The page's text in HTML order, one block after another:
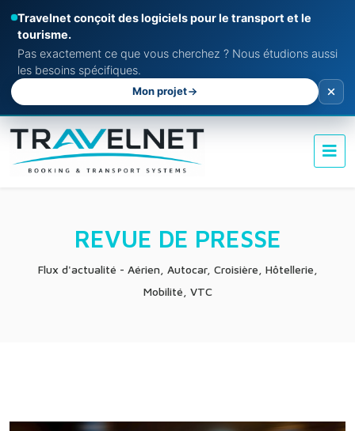
Travelnet conçoit des logiciels pour le transport et le
tourisme.
Pas exactement ce que vous cherchez ? Nous étudions aussi
les besoins spécifiques.
Mon projet
REVUE DE PRESSE
Flux d'actualité - Aérien, Autocar, Croisière, Hôtellerie,
Mobilité, VTC